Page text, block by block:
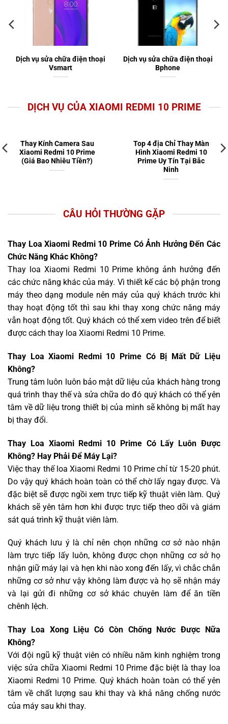
Dịch vụ sửa chữa điện thoại
Vsmart
Dịch vụ sửa chữa điện thoại
Bphone
DỊCH VỤ CỦA XIAOMI REDMI 10 PRIME
Thay Kính Camera Sau
Xiaomi Redmi 10 Prime
(Giá Bao Nhiêu Tiền?)
Top 4 địa Chỉ Thay Màn
Hình Xiaomi Redmi 10
Prime Uy Tín Tại Bắc
Ninh
CÂU HỎI THƯỜNG GẶP
Thay Loa Xiaomi Redmi 10 Prime Có Ảnh Hưởng Đến Các
Chức Năng Khác Không?
Thay loa Xiaomi Redmi 10 Prime không ảnh hưởng đến
các chức năng khác của máy. Vì thiết kế các bộ phận trong
máy theo dạng module nên máy của quý khách trước khi
thay hoạt động tốt thì sau khi thay xong chức năng máy
vẫn hoạt động tốt. Quý khách có thể xem video trên để biết
được cách thay loa Xiaomi Redmi 10 Prime.
Thay Loa Xiaomi Redmi 10 Prime Có Bị Mất Dữ Liệu
Không?
Trung tâm luôn luôn bảo mật dữ liệu của khách hàng trong
quá trình thay thế và sửa chữa do đó quý khách có thể yên
tâm về dữ liệu trong thiết bị của mình sẽ không bị mất hay
bị thay đổi.
Thay Loa Xiaomi Redmi 10 Prime Có Lấy Luôn Được
Không? Hay Phải Để Máy Lại?
Việc thay thế loa Xiaomi Redmi 10 Prime chỉ từ 15-20 phút.
Do vậy quý khách hoàn toàn có thể chờ lấy ngay được. Và
đặc biệt sẽ được ngồi xem trực tiếp kỹ thuật viên làm. Quý
khách sẽ yên tâm hơn khi được trực tiếp theo dõi và giám
sát quá trình kỹ thuật viên làm.
Quý khách lưu ý là chỉ nên chọn những cơ sở nào nhận
làm trực tiếp lấy luôn, không được chọn những cơ sở họ
nhận giữ máy lại và hẹn khi nào xong đến lấy, vì chắc chắn
những cơ sở như vậy không làm được và họ sẽ nhận máy
và lại gửi đi những cơ sở khác chuyên làm để ăn tiền
chênh lệch.
Thay Loa Xong Liệu Có Còn Chống Nước Được Nữa
Không?
Với đội ngũ kỹ thuật viên có nhiều năm kinh nghiệm trong
việc sửa chữa Xiaomi Redmi 10 Prime đặc biệt là thay loa
Xiaomi Redmi 10 Prime. Quý khách hoàn toàn có thể yên
tâm về chất lượng sau khi thay và khả năng chống nước
của máy sau khi thay.